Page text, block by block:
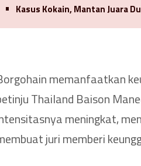
Kasus Kokain, Mantan Juara
memanfaatkan
Thailand Baison
meningkat,
juri memberi